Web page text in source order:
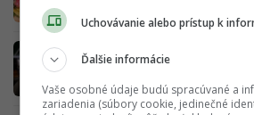
probiotiká, ktoré ti
Má ísť o zázračný liek
Uchovávanie alebo prístup k
Ďalšie informácie
Vaše osobné údaje budú spracúvané a
zariadenia (súbory cookie, jedinečné